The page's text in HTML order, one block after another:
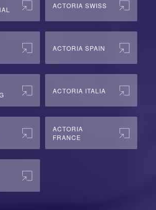
ACTORIA SWISS
ACTORIA SPAIN
ACTORIA ITALIA
ACTORIA
FRANCE